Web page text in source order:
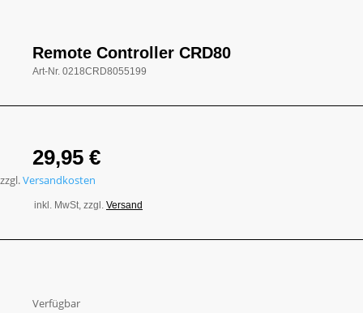
Remote Controller CRD80
Art-Nr. 0218CRD8055199
29,95 €
zzgl.Versandkosten
inkl. MwSt, zzgl. Versand
Verfügbar